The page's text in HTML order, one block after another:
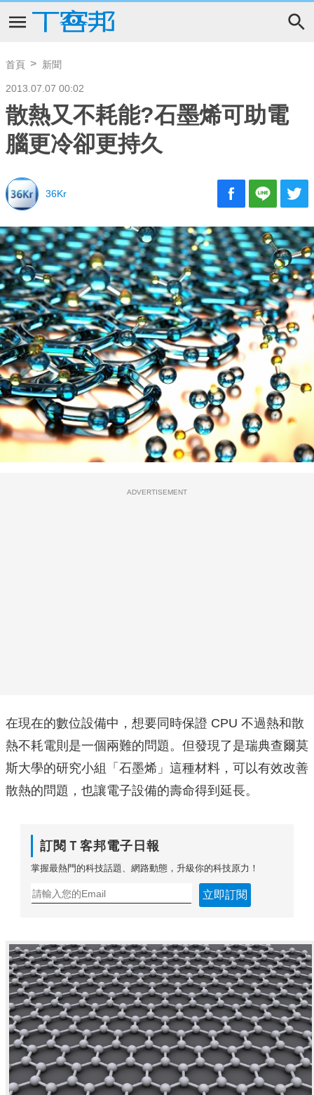
首頁 新聞
2013.07.07 00:02
散熱又不耗能?石墨烯可助電
腦更冷卻更持久
36Kr
ADVERTISEMENT
在現在的數位設備中，想要同時保證 CPU 不過熱和散
熱不耗電則是一個兩難的問題。但發現了是瑞典查爾莫
斯大學的研究小組「石墨烯」這種材料，可以有效改善
散熱的問題，也讓電子設備的壽命得到延長。
訂閱Ｔ客邦電子日報
掌握最熱門的科技話題、網路動態，升級你的科技原力！
立即訂閱